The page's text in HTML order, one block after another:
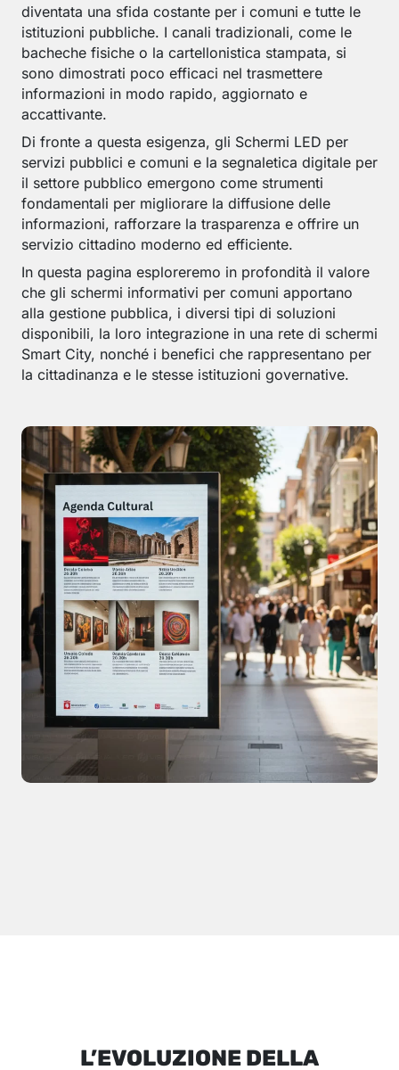
diventata una sfida costante per i comuni e tutte le
istituzioni pubbliche. I canali tradizionali, come le
bacheche fisiche o la cartellonistica stampata, si
sono dimostrati poco efficaci nel trasmettere
informazioni in modo rapido, aggiornato e
accattivante.
Di fronte a questa esigenza, gli Schermi LED per
servizi pubblici e comuni e la segnaletica digitale per
il settore pubblico emergono come strumenti
fondamentali per migliorare la diffusione delle
informazioni, rafforzare la trasparenza e offrire un
servizio cittadino moderno ed efficiente.
In questa pagina esploreremo in profondità il valore
che gli schermi informativi per comuni apportano
alla gestione pubblica, i diversi tipi di soluzioni
disponibili, la loro integrazione in una rete di schermi
Smart City, nonché i benefici che rappresentano per
la cittadinanza e le stesse istituzioni governative.
L’EVOLUZIONE DELLA